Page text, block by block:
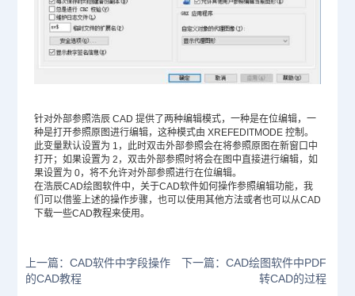
针对外部参照浩辰 CAD 提供了两种编辑模式，一种是在位编辑，一
种是打开参照原图进行编辑，这种模式由 XREFEDITMODE 控制。
此变量默认设置为 1，此时双击外部参照会在将参照原图在新窗口中
打开；如果设置为 2，双击外部参照时将会在图中直接进行编辑，如
果设置为 0，将不允许对外部参照进行在位编辑。
在浩辰CAD绘图软件中，关于CAD软件如何操作参照编辑功能，我
们可以借鉴上述的操作步骤，也可以使用其他方法或者也可以从CAD
下载一些CAD教程来使用。
上一篇：CAD软件中字段操作
的CAD教程
下一篇：CAD绘图软件中PDF
转CAD的过程